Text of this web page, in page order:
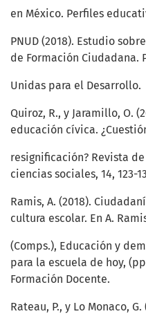
en México. Perfiles
PNUD (2018). Estudio
de Formación Ciudadana.
Unidas para el Desarrollo.
Quiroz, R., y Jaramillo, O.
educación cívica.
resignificación? Revista
ciencias sociales, 14, 123-
Ramis, A. (2018).
cultura escolar. En A.
(Comps.), Educación y
para la escuela de hoy,
Formación Docente.
Rateau, P., y Lo Monaco,